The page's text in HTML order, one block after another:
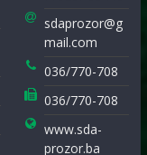
sdaprozor@g
mail.com
036/770-708
036/770-708
www.sda-
prozor.ba